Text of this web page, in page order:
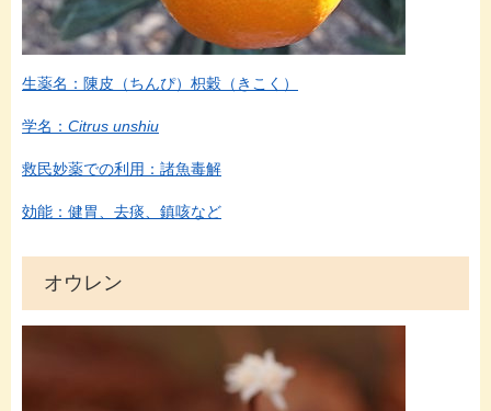
生薬名：陳皮（ちんぴ）枳穀（きこく）
学名： Citrus unshiu
救民妙薬での利用：諸魚毒解
効能：健胃、去痰、鎮咳など
オウレン